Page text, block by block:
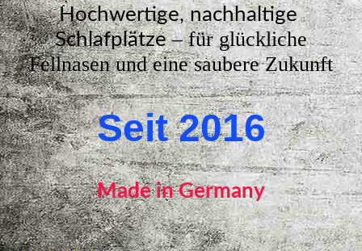
Hochwertige, nachhaltige
Schlafplätze– für glückliche
Fellnasen und eine saubere Zukunft
Seit 2016
Made in Germany